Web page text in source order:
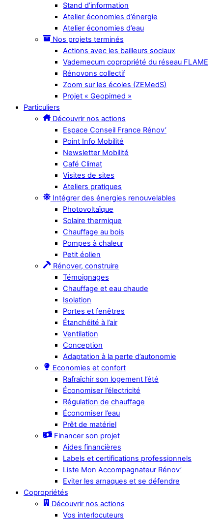
Stand d’information
Atelier économies d’énergie
Atelier économies d’eau
Nos projets terminés
Actions avec les bailleurs sociaux
Vademecum copropriété du réseau FLAME
Rénovons collectif
Zoom sur les écoles (ZEMedS)
Projet « Geopimed »
Particuliers
Découvrir nos actions
Espace Conseil France Rénov’
Point Info Mobilité
Newsletter Mobilité
Café Climat
Visites de sites
Ateliers pratiques
Intégrer des énergies renouvelables
Photovoltaïque
Solaire thermique
Chauffage au bois
Pompes à chaleur
Petit éolien
Rénover, construire
Témoignages
Chauffage et eau chaude
Isolation
Portes et fenêtres
Étanchéité à l’air
Ventilation
Conception
Adaptation à la perte d’autonomie
Economies et confort
Rafraîchir son logement l’été
Économiser l’électricité
Régulation de chauffage
Économiser l’eau
Prêt de matériel
Financer son projet
Aides financières
Labels et certifications professionnels
Liste Mon Accompagnateur Rénov’
Eviter les arnaques et se défendre
Copropriétés
Découvrir nos actions
Vos interlocuteurs